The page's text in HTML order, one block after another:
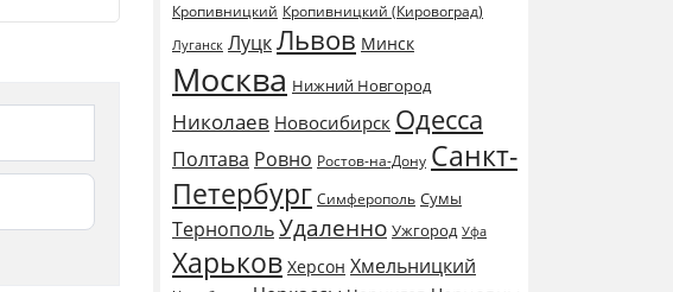
Кропивницкий Кропивницкий (Кировоград)
Луганск ЛуцкЛьвов Минск
Москва Нижний Новгород
Николаев Новосибирск Одесса
Полтава Ровно Ростов-на-Дону Санкт-
Петербург Симферополь Сумы
ТернопольУдаленно Ужгород Уфа
Харьков Херсон Хмельницкий